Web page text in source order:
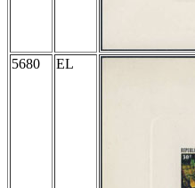
5680 EL